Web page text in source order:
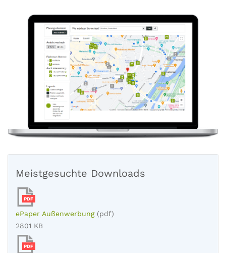
Meistgesuchte Downloads
PDF
ePaper Außenwerbung (pdf)
2801 KB
PDF